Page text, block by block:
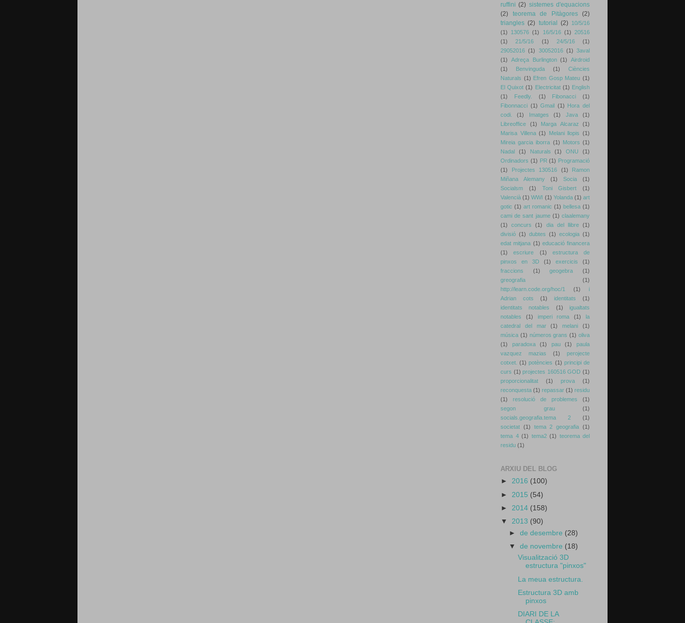
ruffini (2) sistemes d'equacions
(2)
teorema de Pitàgores
(2)
triangles (2) tutorial (2)
10/5/16
(1)
130576 (1) 16/5/16 (1) 20516
(1)
21/5/16 (1) 24/5/16
(1)
29052016 (1) 30052016 (1) 3aval
(1)
Adreça Burlington (1)
Airdroid
(1)
Benvinguda (1)
Ciències
Naturals (1) Efren Gosp Mateu (1)
El Quixot (1) Electricitat (1) English
(1)
Feedly. (1) Fibonacci
(1)
Fibonnacci (1) Gmail (1) Hora del
codi.
(1) Imatges (1) Java
(1)
Libreoffice
(1) Marga Alcaraz
(1)
Marisa Villena (1) Melani llopis (1)
Mireia garcia iborra (1) Motors (1)
Nadal
(1) Naturals (1) ONU
(1)
Ordinadors (1) PR (1) Programació
(1)
Projectes 130516 (1)
Ramon
Miñana Alemany
(1) Socia
(1)
Socialsm
(1) Toni Gisbert
(1)
Valencià (1) WWI (1) Yolanda (1) art
gotic (1) art romanic (1) bellesa (1)
cami de sant jaume (1) claalemany
(1)
concurs (1) dia del llibre (1)
divisió (1) dubtes (1) ecologia (1)
edat mitjana (1) educació financera
(1)
escriure (1)
estructura de
pinxos en 3D
(1) exercicis
(1)
fraccions
(1) geogebra
(1)
greografia
(1)
http://learn.code.org/hoc/1
(1)
i
Adrian cots
(1) identitats
(1)
identitats notables
(1)
igualtats
notables
(1) imperi roma (1)
la
catedral del mar
(1) melani
(1)
música (1) números grans (1) oliva
(1)
paradoxa (1) pau (1)
paula
vazquez mazias
(1)
perojecte
cotxet.
(1) potències (1) principi de
curs (1) projectes 160516 GOD (1)
proporcionalitat
(1) prova
(1)
reconquesta (1) repassar (1) residu
(1)
resolució de problemes
(1)
segon grau
(1)
socials.geografia.tema 2
(1)
societat (1) tema 2 geografia (1)
tema 4 (1) tema2 (1) teorema del
residu (1)
ARXIU DEL BLOG
► 2016 (100)
► 2015 (54)
► 2014 (158)
▼ 2013 (90)
►de desembre (28)
▼de novembre (18)
Visualització 3D
estructura "pinxos"
La meua estructura.
Estructura 3D amb
pinxos
DIARI DE LA